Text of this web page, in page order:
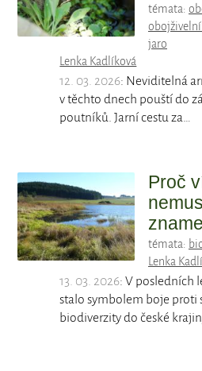
témata:
jaro
Lenka Kadlíková
12. 03. 2026: Neviditelná
v těchto dnech pouští do
poutníků. Jarní cestu za…
Proč
témata:
Lenka
13. 03. 2026: V posledních
stalo symbolem boje proti
biodiverzity do české